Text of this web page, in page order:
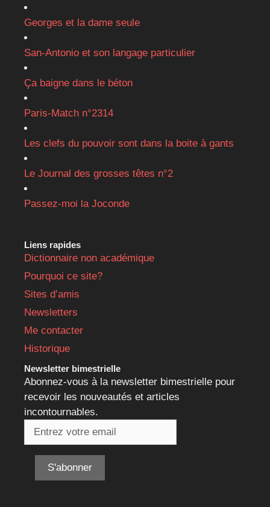
Georges et la dame seule
San-Antonio et son langage particulier
Ça baigne dans le béton
Paris-Match n°2314
Les clefs du pouvoir sont dans la boite à gants
Le Journal des grosses têtes n°2
Passez-moi la Joconde
Liens rapides
Dictionnaire non académique
Pourquoi ce site?
Sites d’amis
Newsletters
Me contacter
Historique
Newsletter bimestrielle
Abonnez-vous à la newsletter bimestrielle pour
recevoir les nouveautés et articles
incontournables.